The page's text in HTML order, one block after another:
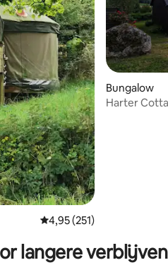
5, 222 recensies
Gemiddelde beoordeling
4,95 (251)
Bungalow
Harter
langere verblijven